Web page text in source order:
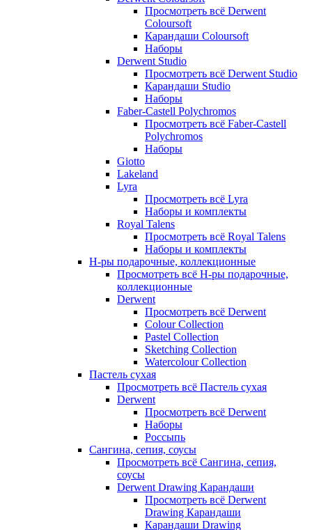
Просмотреть всё Derwent
Coloursoft
Карандаши Coloursoft
Наборы
Derwent Studio
Просмотреть всё Derwent Studio
Карандаши Studio
Наборы
Faber-Castell Polychromos
Просмотреть всё Faber-Castell
Polychromos
Наборы
Giotto
Lakeland
Lyra
Просмотреть всё Lyra
Наборы и комплекты
Royal Talens
Просмотреть всё Royal Talens
Наборы и комплекты
Н-ры подарочные, коллекционные
Просмотреть всё Н-ры подарочные,
коллекционные
Derwent
Просмотреть всё Derwent
Colour Collection
Pastel Collection
Sketching Collection
Watercolour Collection
Пастель сухая
Просмотреть всё Пастель сухая
Derwent
Просмотреть всё Derwent
Наборы
Россыпь
Сангина, сепия, соусы
Просмотреть всё Сангина, сепия,
соусы
Derwent Drawing Карандаши
Просмотреть всё Derwent
Drawing Карандаши
Карандаши Drawing